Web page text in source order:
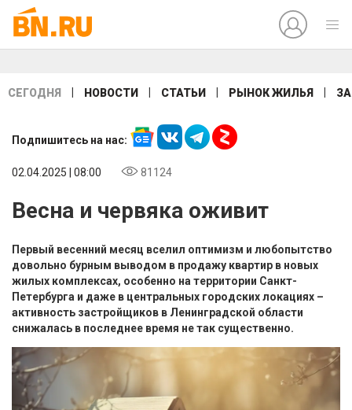
СЕГОДНЯ НОВОСТИ СТАТЬИ РЫНОК ЖИЛЬЯ
Подпишитесь на нас:
02.04.2025 | 08:00 81124
Весна и червяка оживит
Первый весенний месяц вселил оптимизм и любопытство
довольно бурным выводом в продажу квартир в новых
жилых комплексах, особенно на территории Санкт-
Петербурга и даже в центральных городских локациях –
активность застройщиков в Ленинградской области
снижалась в последнее время не так существенно.